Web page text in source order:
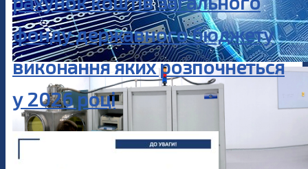
фонду державного бюджету
виконання яких розпочнеться
у 2026 році